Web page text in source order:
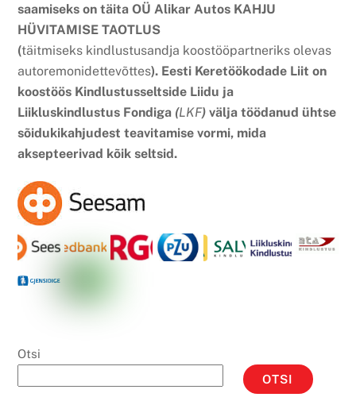
saamiseks on täita OÜ Alikar Autos KAHJU
HÜVITAMISE TAOTLUS
(täitmiseks kindlustusandja koostööpartneriks olevas
autoremonidettevõttes). Eesti Keretöökodade Liit on
koostöös Kindlustusseltside Liidu ja
Liikluskindlustus Fondiga (LKF)välja töödanud ühtse
sõidukikahjudest teavitamise vormi, mida
aksepteerivad kõik seltsid.
Otsi
OTSI